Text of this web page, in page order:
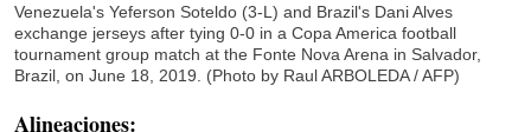
Venezuela's Yeferson Soteldo (3-L) and Brazil's Dani Alves
exchange jerseys after tying 0-0 in a Copa America football
tournament group match at the Fonte Nova Arena in Salvador,
Brazil, on June 18, 2019. (Photo by Raul ARBOLEDA / AFP)
Alineaciones: